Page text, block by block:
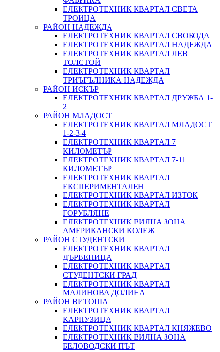
ЕЛЕКТРОТЕХНИК КВАРТАЛ СВЕТА
ТРОИЦА
РАЙОН НАДЕЖДА
ЕЛЕКТРОТЕХНИК КВАРТАЛ СВОБОДА
ЕЛЕКТРОТЕХНИК КВАРТАЛ НАДЕЖДА
ЕЛЕКТРОТЕХНИК КВАРТАЛ ЛЕВ
ТОЛСТОЙ
ЕЛЕКТРОТЕХНИК КВАРТАЛ
ТРИЪГЪЛНИКА НАДЕЖДА
РАЙОН ИСКЪР
ЕЛЕКТРОТЕХНИК КВАРТАЛ ДРУЖБА 1-
2
РАЙОН МЛАДОСТ
ЕЛЕКТРОТЕХНИК КВАРТАЛ МЛАДОСТ
1-2-3-4
ЕЛЕКТРОТЕХНИК КВАРТАЛ 7
КИЛОМЕТЪР
ЕЛЕКТРОТЕХНИК КВАРТАЛ 7-11
КИЛОМЕТЪР
ЕЛЕКТРОТЕХНИК КВАРТАЛ
ЕКСПЕРИМЕНТАЛЕН
ЕЛЕКТРОТЕХНИК КВАРТАЛ ИЗТОК
ЕЛЕКТРОТЕХНИК КВАРТАЛ
ГОРУБЛЯНЕ
ЕЛЕКТРОТЕХНИК ВИЛНА ЗОНА
АМЕРИКАНСКИ КОЛЕЖ
РАЙОН СТУДЕНТСКИ
ЕЛЕКТРОТЕХНИК КВАРТАЛ
ДЪРВЕНИЦА
ЕЛЕКТРОТЕХНИК КВАРТАЛ
СТУДЕНТСКИ ГРАД
ЕЛЕКТРОТЕХНИК КВАРТАЛ
МАЛИНОВА ДОЛИНА
РАЙОН ВИТОША
ЕЛЕКТРОТЕХНИК КВАРТАЛ
КАРПУЗИЦА
ЕЛЕКТРОТЕХНИК КВАРТАЛ КНЯЖЕВО
ЕЛЕКТРОТЕХНИК ВИЛНА ЗОНА
БЕЛОВОДСКИ ПЪТ